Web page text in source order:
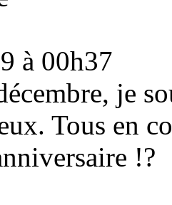
à 00h37
je
Tous en
!?